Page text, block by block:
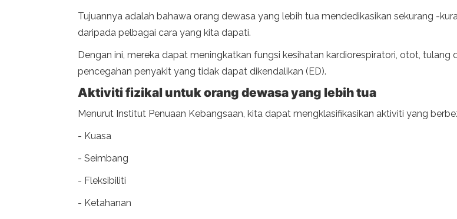
Tujuannya adalah bahawa orang dewasa yang lebih tua mendedikasikan sekurang -
daripada pelbagai cara yang kita dapati.
Dengan ini, mereka dapat meningkatkan fungsi kesihatan kardiorespiratori, otot,
pencegahan penyakit yang tidak dapat dikendalikan (ED).
Aktiviti fizikal untuk orang dewasa yang lebih tua
Menurut Institut Penuaan Kebangsaan, kita dapat mengklasifikasikan aktiviti yang
- Kuasa
- Seimbang
- Fleksibiliti
- Ketahanan